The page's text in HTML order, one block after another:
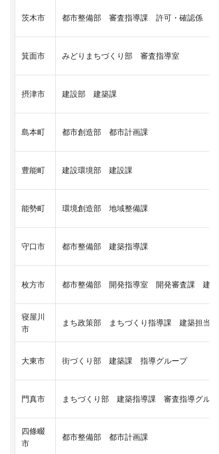
茨木市 都市整備部 審査指導課 許可・確認係
箕面市 みどりまちづくり部 審査指導室
摂津市 建設部 建築課
島本町 都市創造部 都市計画課
豊能町 建設環境部 建設課
能勢町 環境創造部 地域整備課
守口市 都市整備部 建築指導課
枚方市 都市整備部 開発指導室 開発審査課 建築
寝屋川
市
まち政策部 まちづくり指導課 建築担当
大東市 街づくり部 建築課 指導グループ
門真市 まちづくり部 建築指導課 審査指導グル
四條畷
市
都市整備部 都市計画課